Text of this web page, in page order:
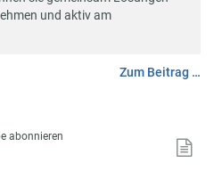
und aktiv am
Zum Beitrag …
abonnieren